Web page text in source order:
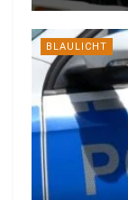
BLAULICHT